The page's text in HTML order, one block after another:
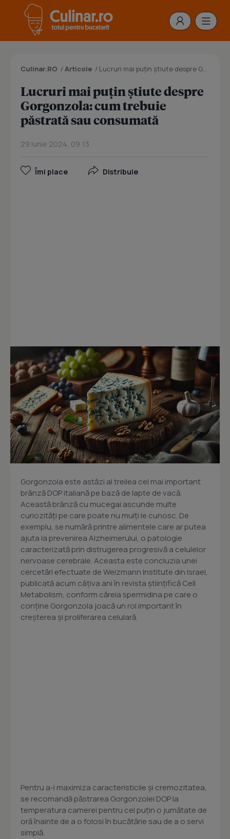
Culinar.RO / Articole / Lucruri mai puțin știute despre Gorgonzola: cum trebuie păstrată sau consumată
Lucruri mai puțin știute despre
Gorgonzola: cum trebuie
păstrată sau consumată
29 Iunie 2024, 09:13
Îmi place Distribuie
Gorgonzola este astăzi al treilea cel mai important
brânză DOP italiană pe bază de lapte de vacă.
Această brânză cu mucegai ascunde multe
curiozități pe care poate nu mulți le cunosc. De
exemplu, se numără printre alimentele care ar putea
ajuta la prevenirea Alzheimerului, o patologie
caracterizată prin distrugerea progresivă a celulelor
nervoase cerebrale. Aceasta este concluzia unei
cercetări efectuate de Weizmann Institute din Israel,
publicată acum câțiva ani în revista științifică Cell
Metabolism, conform căreia spermidina pe care o
conține Gorgonzola joacă un rol important în
creșterea și proliferarea celulară.
Pentru a-i maximiza caracteristicile și cremozitatea,
se recomandă păstrarea Gorgonzolei DOP la
temperatura camerei pentru cel puțin o jumătate de
oră înainte de a o folosi în bucătărie sau de a o servi
simplă.